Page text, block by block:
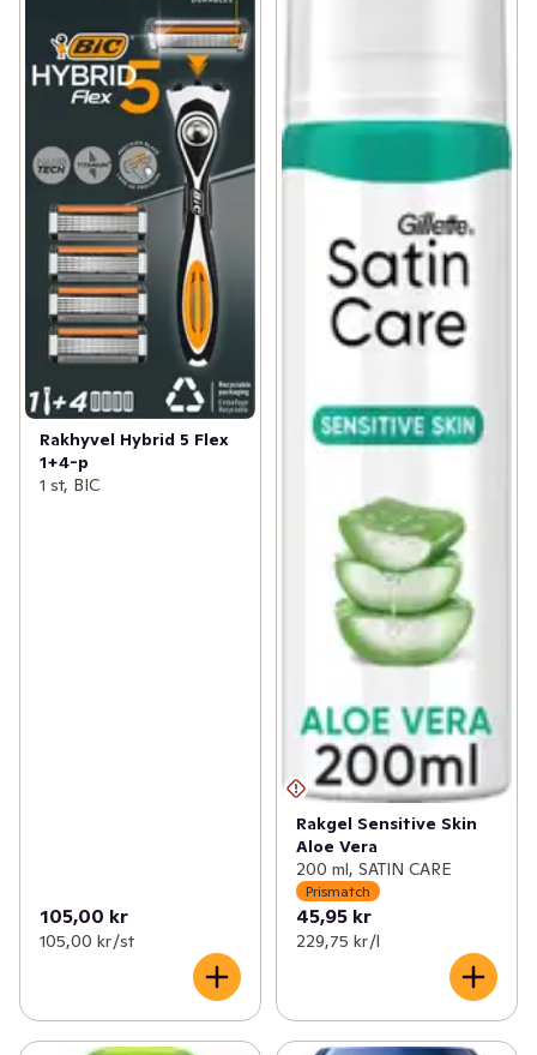
Rakhyvel Hybrid 5 Flex
1+4-p
1 st, BIC
105,00 kr
105,00 kr /st
Rakgel Sensitive Skin
Aloe Vera
200 ml, SATIN CARE
Prismatch
45,95 kr
229,75 kr /l